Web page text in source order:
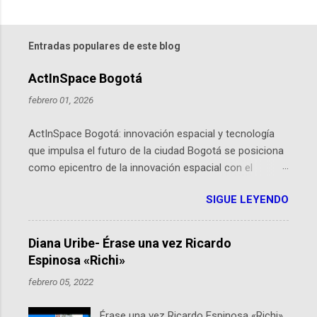
Entradas populares de este blog
ActInSpace Bogotá
febrero 01, 2026
ActInSpace Bogotá: innovación espacial y tecnología
que impulsa el futuro de la ciudad Bogotá se posiciona
como epicentro de la innovación espacial con el
hackathon global que convierte tecnologías de la
Agencia Espacial Europea en soluciones prácticas para
la vida cotidiana. Este evento, organizado por el
Planetario de Bogotá del Idartes y la Universidad de los
Andes, reúne a expertos como el presidente de Airbus
Colombia y líderes del sector aeroespacial para inspirar
SIGUE LEYENDO
Diana Uribe- Érase una vez Ricardo
Espinosa «Richi»
febrero 05, 2022